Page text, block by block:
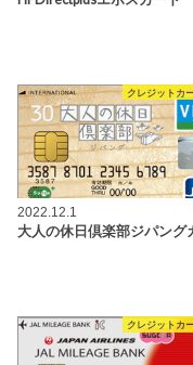
クレジットカ
2022.12.1
大人の休日倶楽部ジパング
クレジットカ